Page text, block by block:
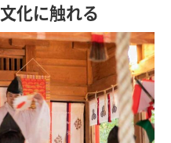
化に触れる